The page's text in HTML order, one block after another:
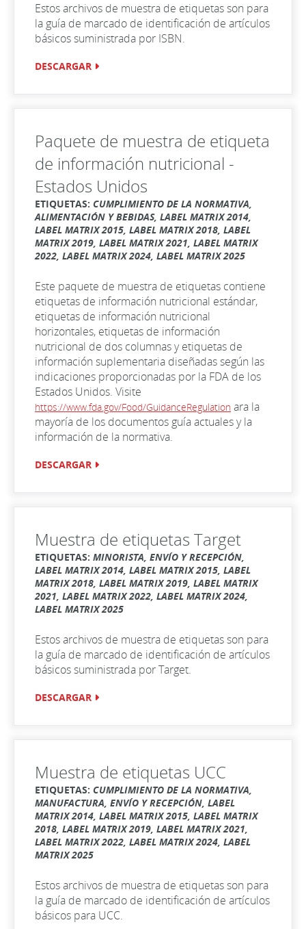
Estos archivos de muestra de etiquetas son para
la guía de marcado de identificación de artículos
básicos suministrada por ISBN.
DESCARGAR
Paquete de muestra de etiqueta
de información nutricional -
Estados Unidos
ETIQUETAS: CUMPLIMIENTO DE LA NORMATIVA,
ALIMENTACIÓN Y BEBIDAS, LABEL MATRIX 2014,
LABEL MATRIX 2015, LABEL MATRIX 2018, LABEL
MATRIX 2019, LABEL MATRIX 2021, LABEL MATRIX
2022, LABEL MATRIX 2024, LABEL MATRIX 2025
Este paquete de muestra de etiquetas contiene
etiquetas de información nutricional estándar,
etiquetas de información nutricional
horizontales, etiquetas de información
nutricional de dos columnas y etiquetas de
información suplementaria diseñadas según las
indicaciones proporcionadas por la FDA de los
Estados Unidos. Visite
https://www.fda.gov/Food/GuidanceRegulation ara la
mayoría de los documentos guía actuales y la
información de la normativa.
DESCARGAR
Muestra de etiquetas Target
ETIQUETAS: MINORISTA, ENVÍO Y RECEPCIÓN,
LABEL MATRIX 2014, LABEL MATRIX 2015, LABEL
MATRIX 2018, LABEL MATRIX 2019, LABEL MATRIX
2021, LABEL MATRIX 2022, LABEL MATRIX 2024,
LABEL MATRIX 2025
Estos archivos de muestra de etiquetas son para
la guía de marcado de identificación de artículos
básicos suministrada por Target.
DESCARGAR
Muestra de etiquetas UCC
ETIQUETAS: CUMPLIMIENTO DE LA NORMATIVA,
MANUFACTURA, ENVÍO Y RECEPCIÓN, LABEL
MATRIX 2014, LABEL MATRIX 2015, LABEL MATRIX
2018, LABEL MATRIX 2019, LABEL MATRIX 2021,
LABEL MATRIX 2022, LABEL MATRIX 2024, LABEL
MATRIX 2025
Estos archivos de muestra de etiquetas son para
la guía de marcado de identificación de artículos
básicos para UCC.